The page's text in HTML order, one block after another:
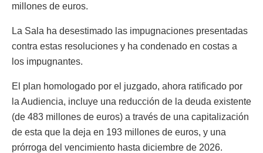
millones de euros.
La Sala ha desestimado las impugnaciones presentadas
contra estas resoluciones y ha condenado en costas a
los impugnantes.
El plan homologado por el juzgado, ahora ratificado por
la Audiencia, incluye una reducción de la deuda existente
(de 483 millones de euros) a través de una capitalización
de esta que la deja en 193 millones de euros, y una
prórroga del vencimiento hasta diciembre de 2026.